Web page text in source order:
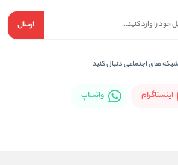
ارسال
شبکه های اجتماعی دنبال کنید
اینستاگرام واتساپ